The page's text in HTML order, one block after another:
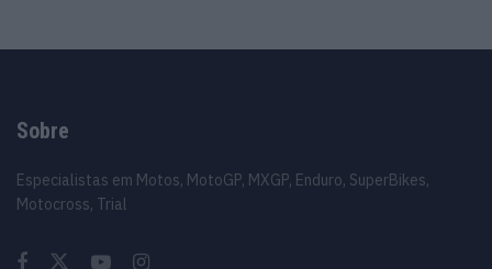
Sobre
Especialistas em Motos, MotoGP, MXGP, Enduro, SuperBikes,
Motocross, Trial